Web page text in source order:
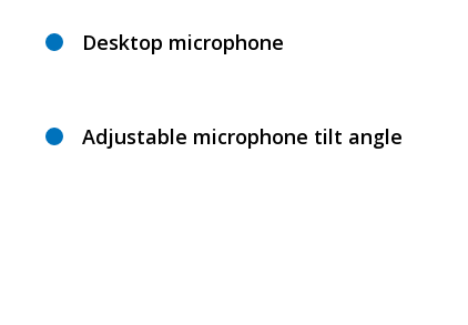
Desktop microphone
Adjustable microphone tilt angle